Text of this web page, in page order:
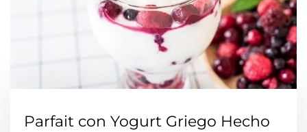
Parfait con Yogurt Griego Hecho